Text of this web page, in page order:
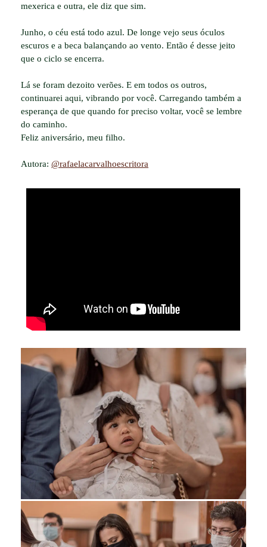
mexerica e outra, ele diz que sim.
Junho, o céu está todo azul. De longe vejo seus óculos
escuros e a beca balançando ao vento. Então é desse jeito
que o ciclo se encerra.
Lá se foram dezoito verões. E em todos os outros,
continuarei aqui, vibrando por você. Carregando também a
esperança de que quando for preciso voltar, você se lembre
do caminho.
Feliz aniversário, meu filho.
Autora: @rafaelacarvalhoescritora